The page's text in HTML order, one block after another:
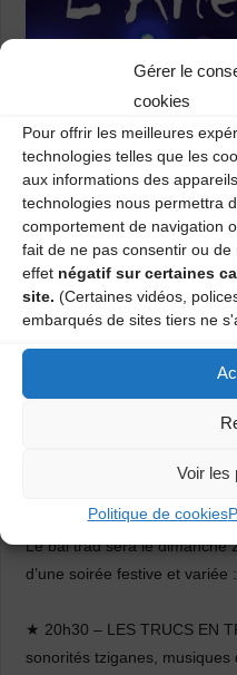
Gérer le
cookies
Pour offrir les meilleures
technologies telles que les
aux informations des
technologies nous permettra
comportement de navigation
fait de ne pas consentir ou
effet négatif sur certaines
site. (Certaines vidéos,
embarqués de sites tiers ne
Voir les
Politique de cookies
Programmation
Venez danser sur
Feina à l’occasion d’un we
Le bal trad sera le dimanche
d’une soirée festive et variée :
★ 20h30 – LES TRUCS EN
sonorités tziganes, musiques